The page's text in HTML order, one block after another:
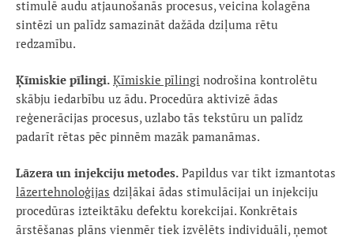
stimulē audu atjaunošanās procesus, veicina kolagēna
sintēzi un palīdz samazināt dažāda dziļuma rētu
redzamību.
Ķīmiskie pīlingi. Ķīmiskie pīlingi nodrošina kontrolētu
skābju iedarbību uz ādu. Procedūra aktivizē ādas
reģenerācijas procesus, uzlabo tās tekstūru un palīdz
padarīt rētas pēc pinnēm mazāk pamanāmas.
Lāzera un injekciju metodes. Papildus var tikt izmantotas
lāzertehnoloģijas dziļākai ādas stimulācijai un injekciju
procedūras izteiktāku defektu korekcijai. Konkrētais
ārstēšanas plāns vienmēr tiek izvēlēts individuāli, ņemot